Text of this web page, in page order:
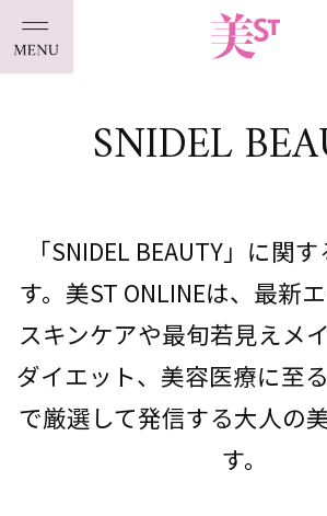
SNIDEL
「SNIDEL BEAUTY」に関
す。美ST ONLINEは、最新
スキンケアや最旬若見えメ
ダイエット、美容医療に至
で厳選して発信する大人の
す。